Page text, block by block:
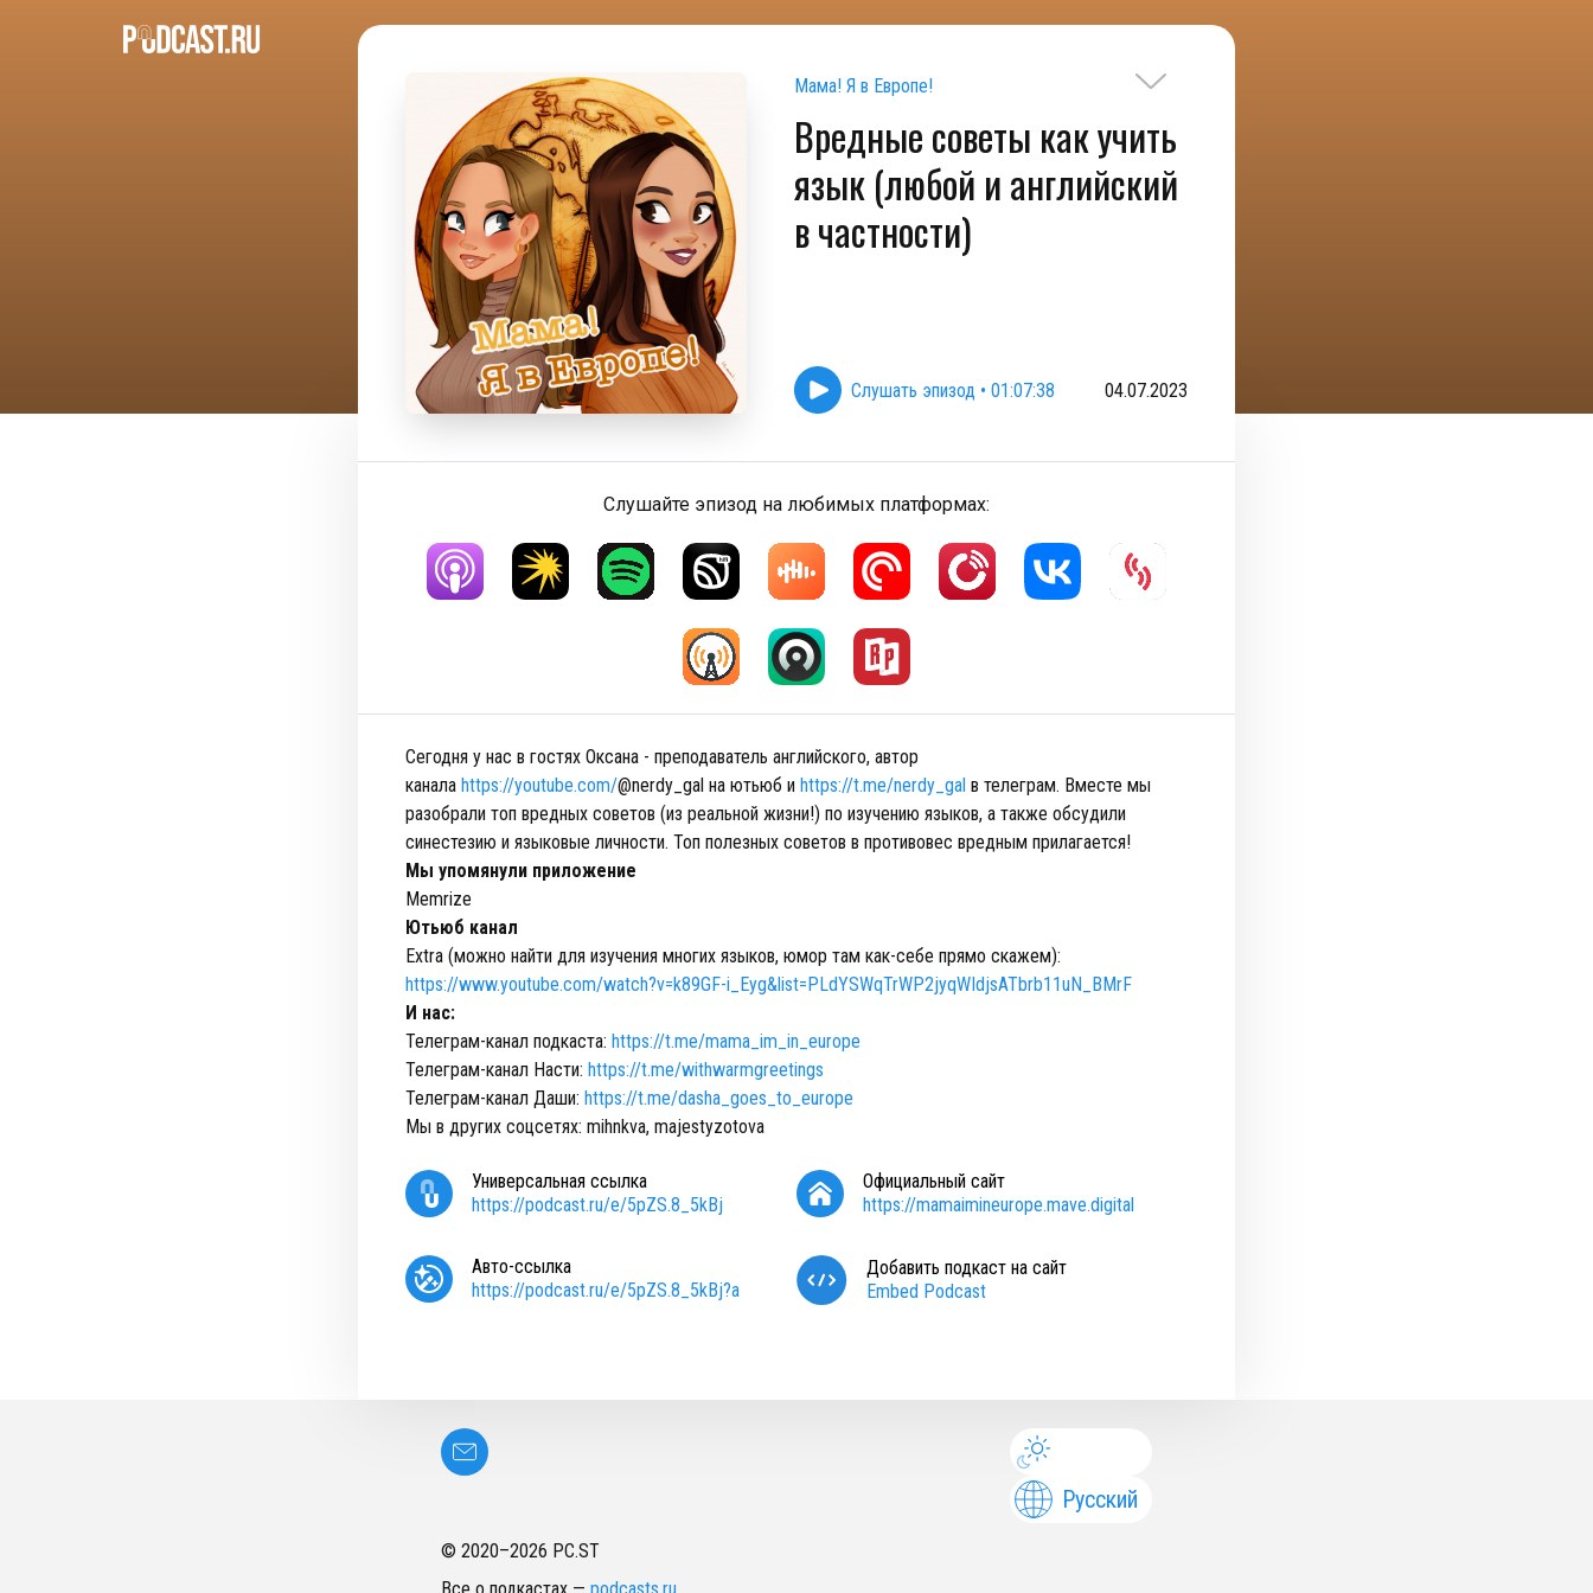
Мама! Я в Европе!
Вредные советы как учить
язык (любой и английский
в частности)
Слушать эпизод • 01:07:38 04.07.2023
Слушайте эпизод на любимых платформах:
Сегодня у нас в гостях Оксана - преподаватель английского, автор
канала https://youtube.com/@nerdy_gal на ютьюб и https://t.me/nerdy_gal в телеграм. Вместе мы
разобрали топ вредных советов (из реальной жизни!) по изучению языков, а также обсудили
синестезию и языковые личности. Топ полезных советов в противовес вредным прилагается!
Мы упомянули приложение
Memrize
Ютьюб канал
Extra (можно найти для изучения многих языков, юмор там как-себе прямо скажем):
https://www.youtube.com/watch?v=k89GF-i_Eyg&list=PLdYSWqTrWP2jyqWIdjsATbrb11uN_BMrF
И нас:
Телеграм-канал подкаста: https://t.me/mama_im_in_europe
Телеграм-канал Насти: https://t.me/withwarmgreetings
Телеграм-канал Даши: https://t.me/dasha_goes_to_europe
Мы в других соцсетях: mihnkva, majestyzotova
Универсальная ссылка
https://podcast.ru/e/5pZS.8_5kBj
Официальный сайт
https://mamaimineurope.mave.digital
Авто-ссылка
https://podcast.ru/e/5pZS.8_5kBj?a
Добавить подкаст на сайт
Embed Podcast
Русский
© 2020–2026 PC.ST